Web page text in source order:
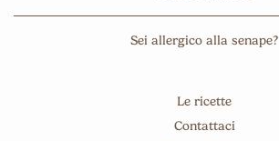
Sei allergico alla senape?
Le ricette
Contattaci